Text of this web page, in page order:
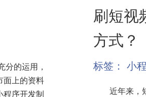
分的运用，
面上的资料
序开发制
刷短视
方式？
标签： 小
近年来，短